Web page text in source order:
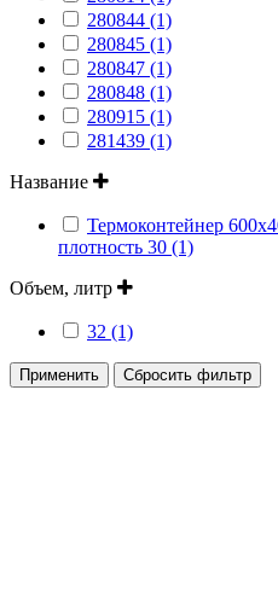
280844 (1)
280845 (1)
280847 (1)
280848 (1)
280915 (1)
281439 (1)
Название
Термоконтейнер
плотность 30 (1)
Объем, литр
32 (1)
Применить Сбросить фильтр